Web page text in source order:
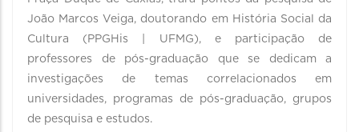
João Marcos Veiga, doutorando em História Social da
Cultura (PPGHis | UFMG), e participação de
professores de pós-graduação que se dedicam a
investigações de temas correlacionados em
universidades, programas de pós-graduação, grupos
de pesquisa e estudos.